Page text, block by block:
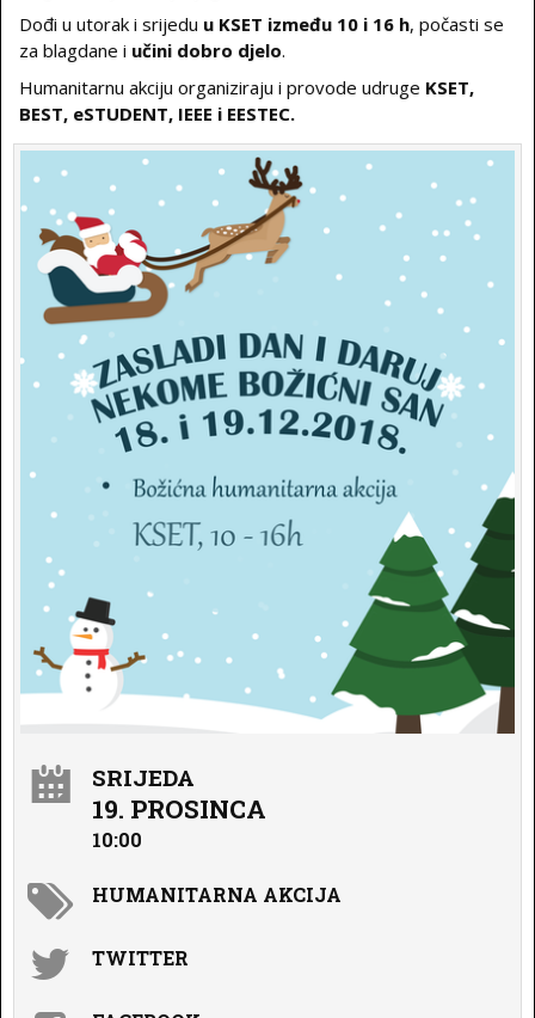
Dođi u utorak i srijedu u KSET između 10 i 16 h, počasti se
za blagdane i učini dobro djelo.
Humanitarnu akciju organiziraju i provode udruge KSET,
BEST, eSTUDENT, IEEE i EESTEC.
SRIJEDA
19. PROSINCA
10:00
HUMANITARNA AKCIJA
TWITTER